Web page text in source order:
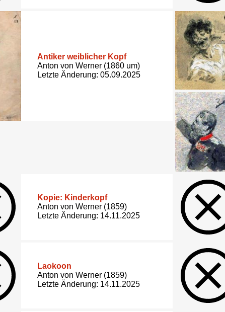
Antiker weiblicher Kopf
Anton von Werner (1860 um)
Letzte Änderung: 05.09.2025
Kopie: Kinderkopf
Anton von Werner (1859)
Letzte Änderung: 14.11.2025
Laokoon
Anton von Werner (1859)
Letzte Änderung: 14.11.2025